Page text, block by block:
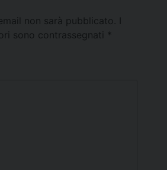
non sarà pubblicato.
sono contrassegnati *